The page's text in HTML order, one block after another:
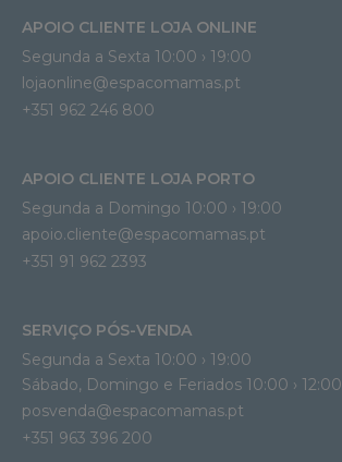
APOIO CLIENTE LOJA ONLINE
Segunda a Sexta 10:00 › 19:00
lojaonline@espacomamas.pt
+351 962 246 800
APOIO CLIENTE LOJA PORTO
Segunda a Domingo 10:00 › 19:00
apoio.cliente@espacomamas.pt
+351 91 962 2393
SERVIÇO PÓS-VENDA
Segunda a Sexta 10:00 › 19:00
Sábado, Domingo e Feriados 10:00 › 12:00
posvenda@espacomamas.pt
+351 963 396 200